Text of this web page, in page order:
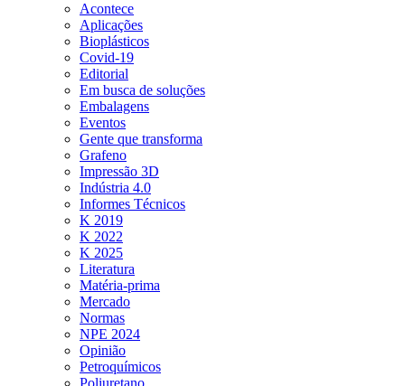
Acontece
Aplicações
Bioplásticos
Covid-19
Editorial
Em busca de soluções
Embalagens
Eventos
Gente que transforma
Grafeno
Impressão 3D
Indústria 4.0
Informes Técnicos
K 2019
K 2022
K 2025
Literatura
Matéria-prima
Mercado
Normas
NPE 2024
Opinião
Petroquímicos
Poliuretano